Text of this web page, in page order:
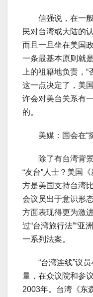
信强说，在一般
民对台湾或大陆的
而且一旦坐在美国
一条最基本原则就
上的祖籍地负责，“
这一点决定了，美
许会对美台关系有
的。
美媒：国会在“
除了有台湾背景
“友台”人士？美国
方是美国支持台湾
会议员出于意识形
方面表现得更为激
过“台湾旅行法”“亚
一系列法案。
“台湾连线”议员
量，在众议院和参
2003年。台湾《东